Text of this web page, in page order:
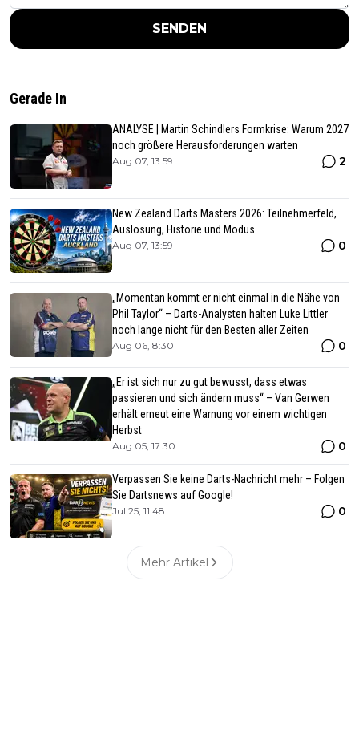
SENDEN
Gerade In
ANALYSE | Martin Schindlers Formkrise: Warum 2027
noch größere Herausforderungen warten
Aug 07, 13:59 2
New Zealand Darts Masters 2026: Teilnehmerfeld,
Auslosung, Historie und Modus
Aug 07, 13:59 0
„Momentan kommt er nicht einmal in die Nähe von
Phil Taylor“ – Darts-Analysten halten Luke Littler
noch lange nicht für den Besten aller Zeiten
Aug 06, 8:30 0
„Er ist sich nur zu gut bewusst, dass etwas
passieren und sich ändern muss“ – Van Gerwen
erhält erneut eine Warnung vor einem wichtigen
Herbst
Aug 05, 17:30 0
Verpassen Sie keine Darts-Nachricht mehr – Folgen
Sie Dartsnews auf Google!
Jul 25, 11:48 0
Mehr Artikel